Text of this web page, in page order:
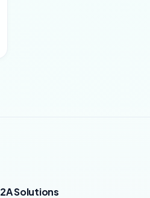
2A Solutions